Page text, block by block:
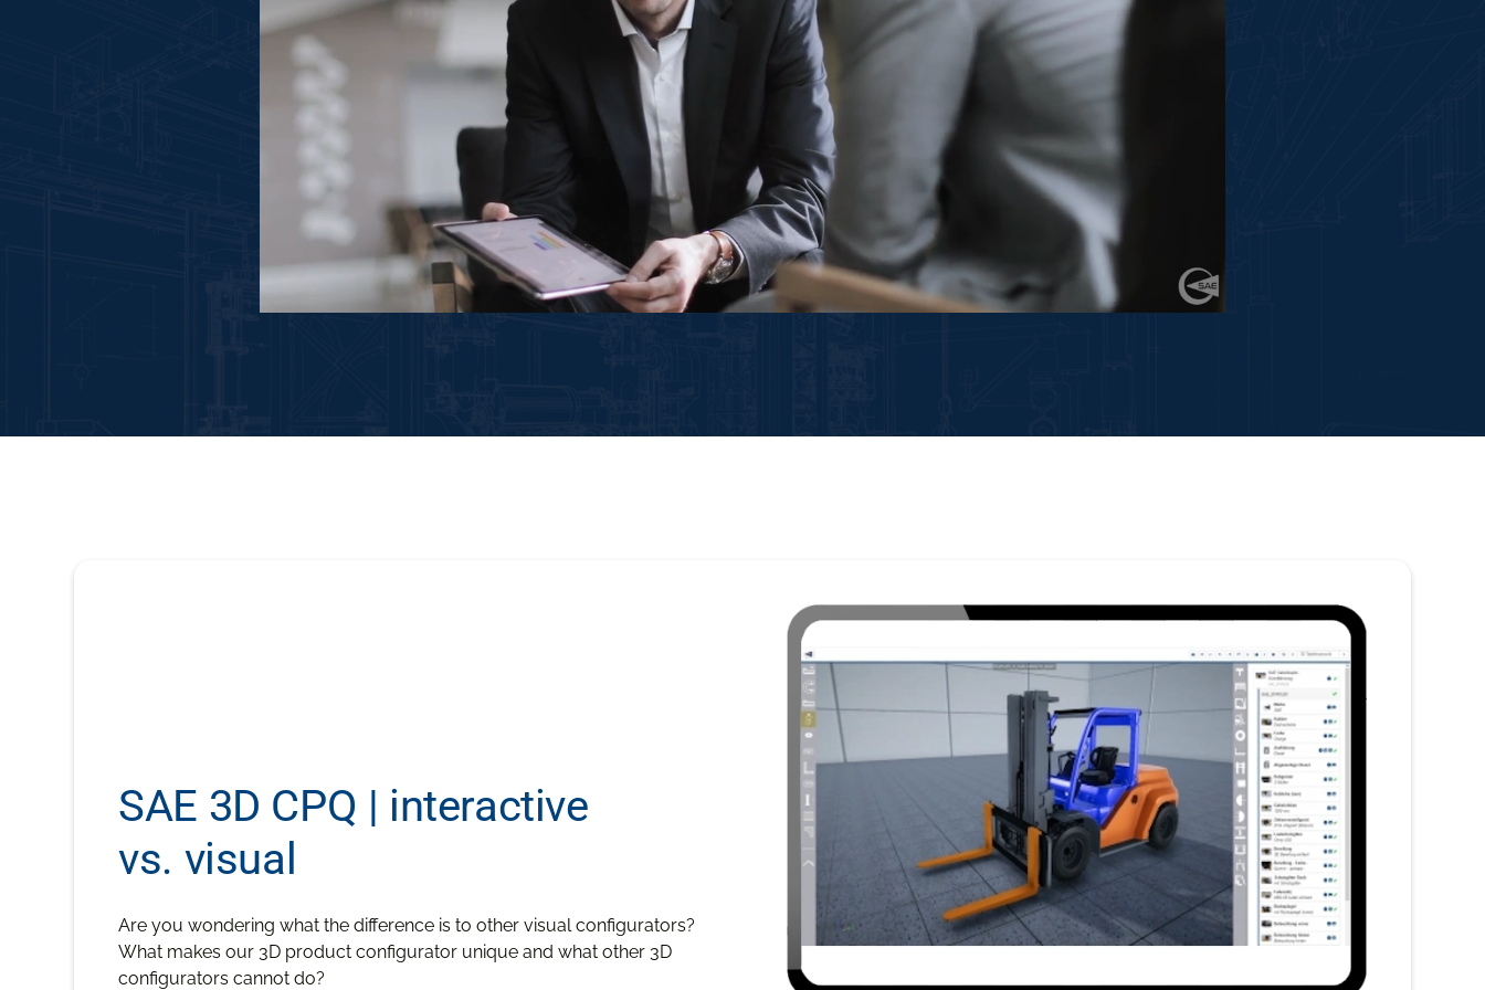
SAE 3D CPQ | interactive
vs. visual
Are you wondering what the difference is to other visual configurators?
What makes our 3D product configurator unique and what other 3D
configurators cannot do?